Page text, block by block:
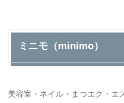
ミニモ（minimo）
美容室・ネイル・まつエク・エ